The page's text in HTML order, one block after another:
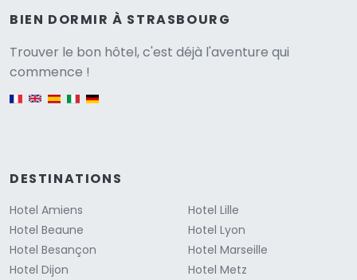
BIEN DORMIR À STRASBOURG
Trouver le bon hôtel, c'est déjà l'aventure qui
commence !
DESTINATIONS
Hotel Amiens
Hotel Beaune
Hotel Besançon
Hotel Dijon
Hotel Lille
Hotel Lyon
Hotel Marseille
Hotel Metz